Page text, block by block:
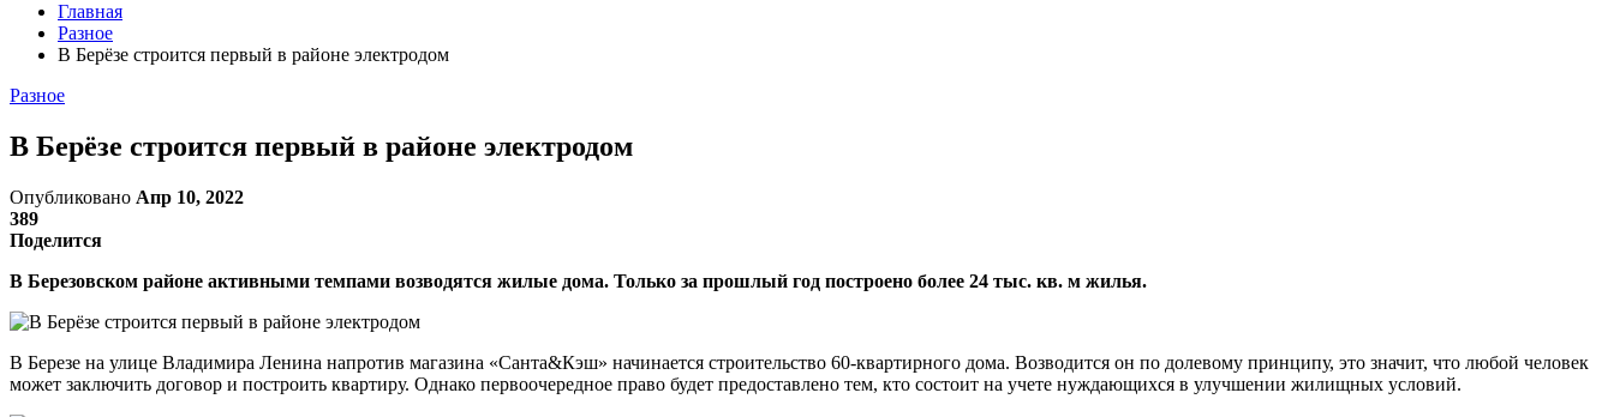
Главная
Разное
В Берёзе строится первый в районе электродом
Разное
В Берёзе строится первый в районе электродом
Опубликовано Апр 10, 2022
389
Поделится
В Березовском районе активными темпами возводятся жилые дома. Только за прошлый год построено более 24 тыс. кв. м жилья.
В Березе на улице Владимира Ленина напротив магазина «Санта&Кэш» начинается строительство 60-квартирного дома. Возводится он по долевому принципу, это значит, что любой человек
может заключить договор и построить квартиру. Однако первоочередное право будет предоставлено тем, кто состоит на учете нуждающихся в улучшении жилищных условий.